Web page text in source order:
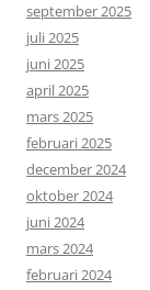
september 2025
juli 2025
juni 2025
april 2025
mars 2025
februari 2025
december 2024
oktober 2024
juni 2024
mars 2024
februari 2024